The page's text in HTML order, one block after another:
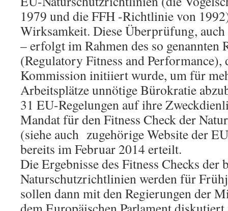
1979 und die FFH -Richtlinie von
Wirksamkeit. Diese Überprüfung, auch
– erfolgt im Rahmen des so genannten
(Regulatory Fitness and Performance),
Kommission initiiert wurde, um für
Arbeitsplätze unnötige Bürokratie
31 EU-Regelungen auf ihre
Mandat für den Fitness Check der
(siehe auch zugehörige Website der
bereits im Februar 2014 erteilt.
Die Ergebnisse des Fitness Checks der
Naturschutzrichtlinien werden für
sollen dann mit den Regierungen der